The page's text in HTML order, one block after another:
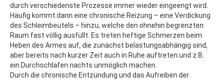
durch verschiedenste Prozesse immer wieder eingeengt wird.
Häufig kommt dann eine chronische Reizung – eine Verdickung
des Schleimbeutels – hinzu, welche den ohnehin begrenzten
Raum fast völlig ausfüllt. Es treten heftige Schmerzen beim
Heben des Armes auf, die zunächst belastungsabhängig sind,
aber bereits nach kurzer Zeit auch in Ruhe auftreten und z.B.
ein Durchschlafen nachts unmöglich machen.
Durch die chronische Entzündung und das Aufreiben der